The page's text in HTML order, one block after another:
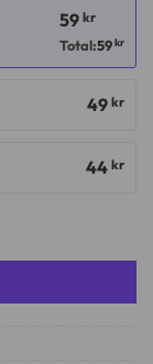
59 kr
Total:59kr
49 kr
44 kr